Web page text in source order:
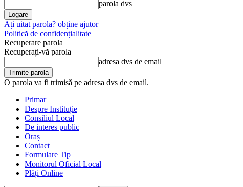
parola dvs
Ați uitat parola? obține ajutor
Politică de confidențialitate
Recuperare parola
Recuperați-vă parola
adresa dvs de email
O parola va fi trimisă pe adresa dvs de email.
Primar
Despre Instituție
Consiliul Local
De interes public
Oraș
Contact
Formulare Tip
Monitorul Oficial Local
Plăți Online